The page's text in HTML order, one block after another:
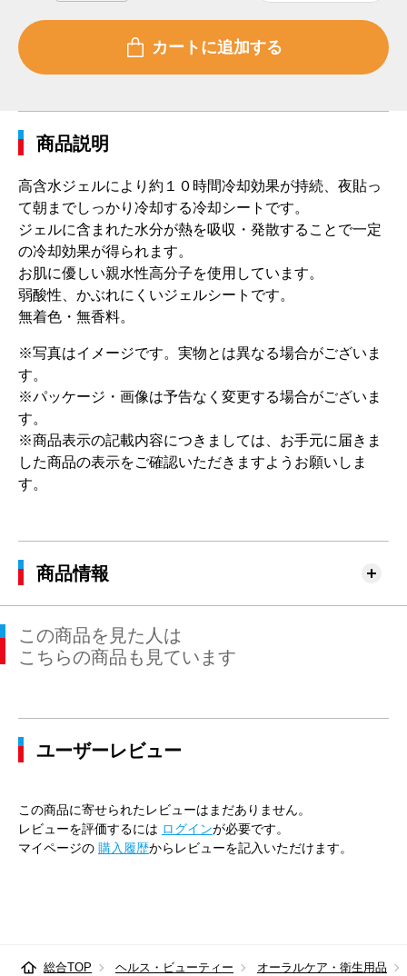
商品説明
高含水ジェルにより約１０時間冷却効果が持続、夜貼っ
て朝までしっかり冷却する冷却シートです。
ジェルに含まれた水分が熱を吸収・発散することで一定
の冷却効果が得られます。
お肌に優しい親水性高分子を使用しています。
弱酸性、かぶれにくいジェルシートです。
無着色・無香料。
※写真はイメージです。実物とは異なる場合がございま
す。
※パッケージ・画像は予告なく変更する場合がございま
す。
※商品表示の記載内容につきましては、お手元に届きま
した商品の表示をご確認いただきますようお願いしま
す。
商品情報
この商品を見た人は
こちらの商品も見ています
ユーザーレビュー
この商品に寄せられたレビューはまだありません。
レビューを評価するには ログインが必要です。
マイページの 購入履歴からレビューを記入いただけます。
総合TOP ヘルス・ビューティー オーラルケア・衛生用品